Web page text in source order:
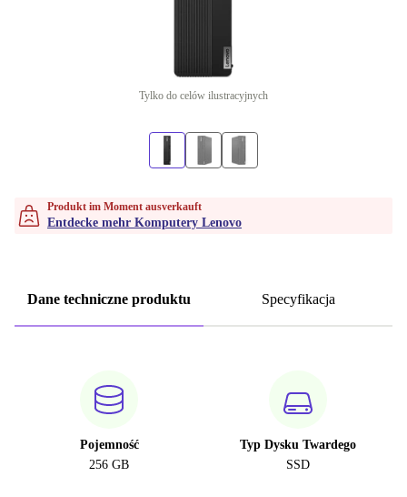
Tylko do celów ilustracyjnych
Produkt im Moment ausverkauft
Entdecke mehr Komputery Lenovo
Dane techniczne produktu Specyfikacja
Pojemność
256 GB
Typ Dysku Twardego
SSD